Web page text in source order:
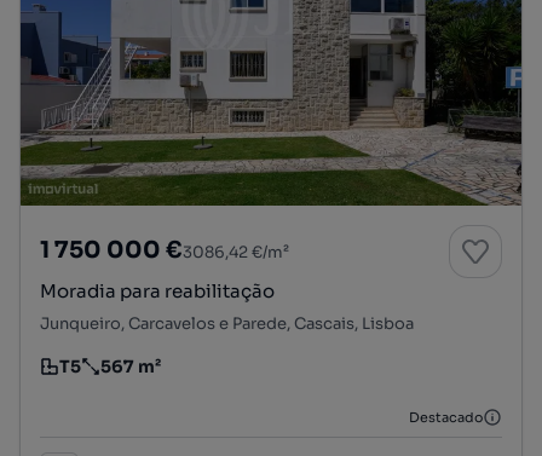
1 750 000 €3086,42 €/m²
Moradia para reabilitação
Junqueiro, Carcavelos e Parede, Cascais, Lisboa
Tipologia
T5
Preço por metro quadrado
567 m²
Destacado